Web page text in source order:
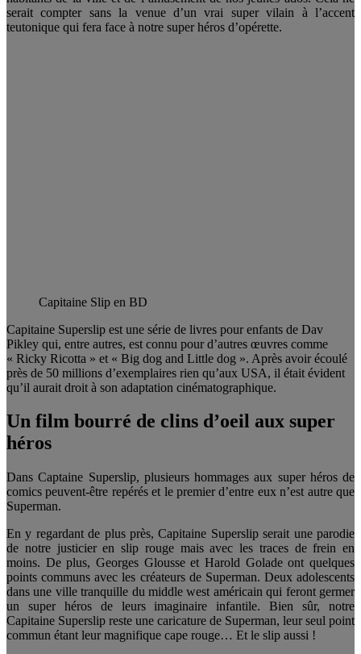
serait compter sans la venue d’un vrai super vilain à l’accent
teutonique qui fera face à notre super héros d’opérette.
Capitaine Slip en BD
Capitaine Superslip est une série de livres pour enfants de Dav
Pikley qui, entre autres, est connu pour d’autres œuvres comme
« Ricky Ricotta » et « Big dog and Little dog ». Après avoir écoulé
près de 50 millions d’exemplaires rien qu’aux USA, il était évident
qu’il aurait droit à son adaptation cinématographique.
Un film bourré de clins d’oeil aux super
héros
Dans Captaine Superslip, plusieurs hommages aux super héros de
comics peuvent-être repérés et le premier d’entre eux n’est autre que
Superman.
En y regardant de plus près, Capitaine Superslip serait une parodie
de notre justicier en slip rouge mais avec les traces de frein en
moins. De plus, Georges Glousse et Harold Golade ont quelques
points communs avec les créateurs de Superman. Deux adolescents
dans une ville tranquille du middle west américain qui feront germer
un super héros de leurs imaginaire infantile. Bien sûr, notre
Capitaine Superslip reste une caricature de Superman, leur seul point
commun étant leur magnifique cape rouge… Et le slip aussi !